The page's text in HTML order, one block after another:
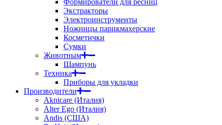
Формирователи для ресниц
Экстракторы
Электроинструменты
Ножницы парикмахерские
Косметички
Сумки
Животным
Шампунь
Техника
Приборы для укладки
Производители
Aknicare (Италия)
Alter Ego (Италия)
Andis (США)